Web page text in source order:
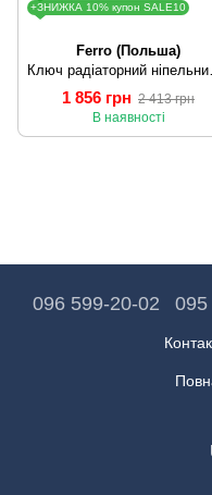
+ЗНИЖКА 10% купон SALE10
Ferro (Польша)
Ключ
1 856 грн 2 413 грн
В наявності
096 599-20-02 095